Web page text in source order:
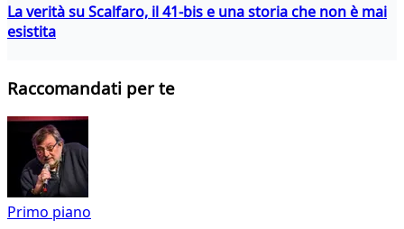
La verità su Scalfaro, il 41-bis e una storia che non è mai
esistita
Raccomandati per te
Primo piano